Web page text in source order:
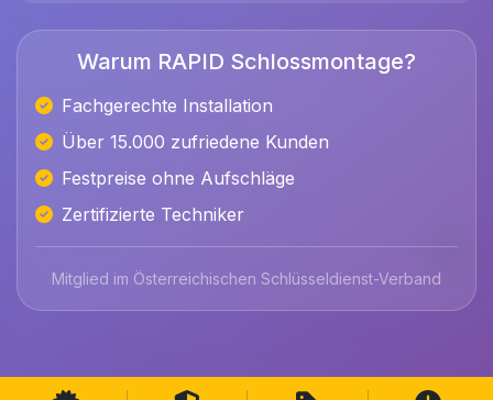
Warum RAPID Schlossmontage?
Fachgerechte Installation
Über 15.000 zufriedene Kunden
Festpreise ohne Aufschläge
Zertifizierte Techniker
Mitglied im Österreichischen Schlüsseldienst-Verband